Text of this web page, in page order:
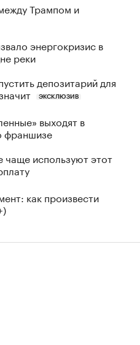
Трампом и
энергокризис в
реки
депозитарий для
ЭКСКЛЮЗИВ
выходят в
франшизе
чаще используют этот
как произвести